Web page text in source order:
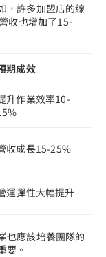
，許多加盟店的線
收也增加了15-
期成效
升作業效率10-
收成長15-25%
運彈性大幅提升
也應該培養團隊的
要。